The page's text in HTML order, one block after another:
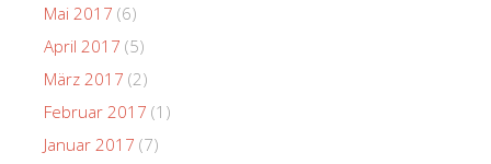
Mai 2017 (6)
April 2017 (5)
März 2017 (2)
Februar 2017 (1)
Januar 2017 (7)